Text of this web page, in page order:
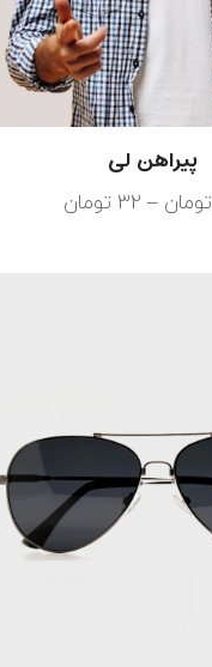
پیراهن لی
تومان –
32 تومان